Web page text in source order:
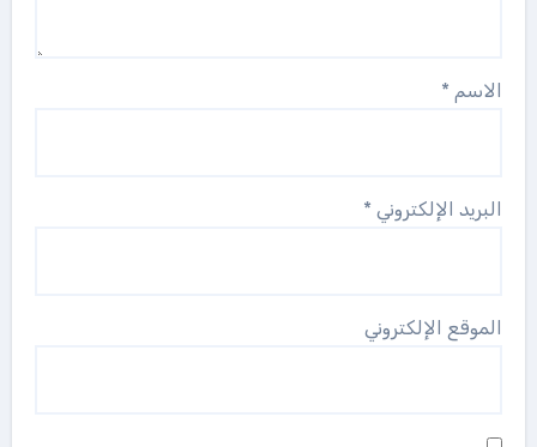
الاسم *
البريد الإلكتروني *
الموقع الإلكتروني